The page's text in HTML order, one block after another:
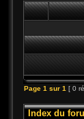
Page 1 sur 1 [ 0
Index du